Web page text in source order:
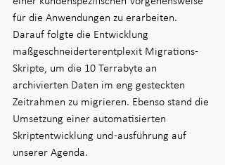
für die Anwendungen zu erarbeiten.
Darauf folgte die Entwicklung
maßgeschneiderterentplexit Migrations-
Skripte, um die 10 Terrabyte an
archivierten Daten im eng gesteckten
Zeitrahmen zu migrieren. Ebenso stand die
Umsetzung einer automatisierten
Skriptentwicklung und -ausführung auf
unserer Agenda.